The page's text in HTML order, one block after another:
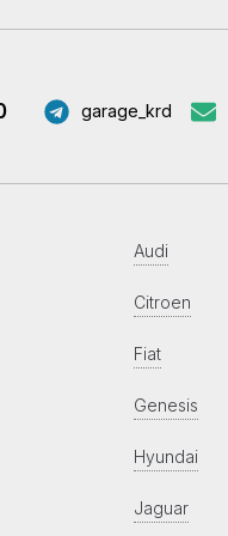
garage_krd
Audi
Citroen
Fiat
Genesis
Hyundai
Jaguar